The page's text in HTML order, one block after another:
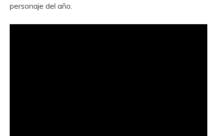
personaje del año.